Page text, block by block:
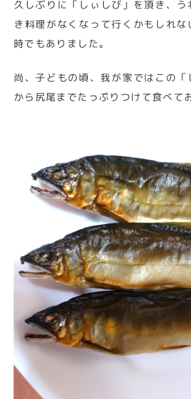
久しぶりに「しぃしび」を頂き、
き料理がなくなって行くかもしれ
時でもありました。
尚、子どもの頃、我が家ではこの
から尻尾までたっぷりつけて食べて